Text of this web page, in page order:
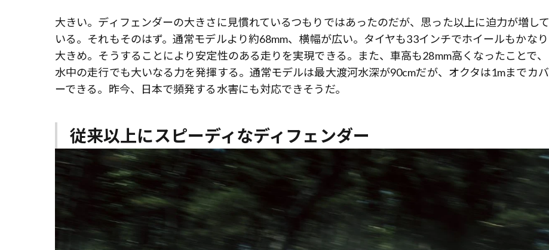
大きい。ディフェンダーの大きさに見慣れているつもりではあったのだが、思った以上に迫力が増して
いる。それもそのはず。通常モデルより約68mm、横幅が広い。タイヤも33インチでホイールもかなり
大きめ。そうすることにより安定性のある走りを実現できる。また、車高も28mm高くなったことで、
水中の走行でも大いなる力を発揮する。通常モデルは最大渡河水深が90cmだが、オクタは1mまでカバ
ーできる。昨今、日本で頻発する水害にも対応できそうだ。
従来以上にスピーディなディフェンダー